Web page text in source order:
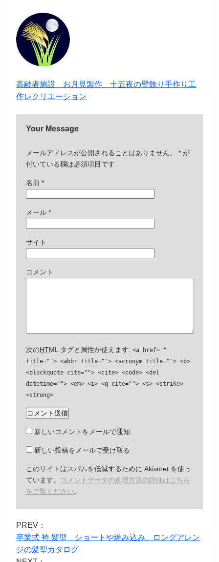
高齢者施設 お月見製作 十五夜の壁飾り手作り工
作レクリエーション
Your Message
メールアドレスが公開されることはありません。 * が
付いている欄は必須項目です
名前*
メール*
サイト
コメント
次のHTML タグと属性が使えます:<a href=""
title=""> <abbr title=""> <acronym title=""> <b>
<blockquote cite=""> <cite> <code> <del
datetime=""> <em> <i> <q cite=""> <s> <strike>
<strong>
新しいコメントをメールで通知
新しい投稿をメールで受け取る
このサイトはスパムを低減するために Akismet を使っ
ています。 コメントデータの処理方法の詳細はこちら
をご覧ください。
PREV：
卒業式 袴 髪型 ショートや編み込み、ロングアレン
ジの髪型カタログ